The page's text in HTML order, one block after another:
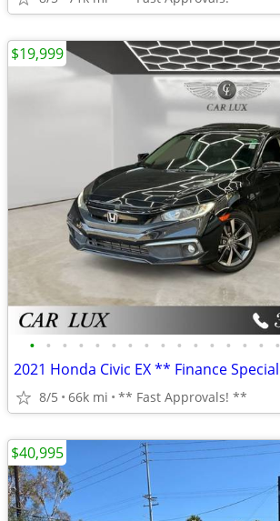
• • • • • • • • • • • • • • • •
2021 Honda Civic EX ** Finance
8/5 66k mi ** Fast Approvals! **
$19,999
$40,995